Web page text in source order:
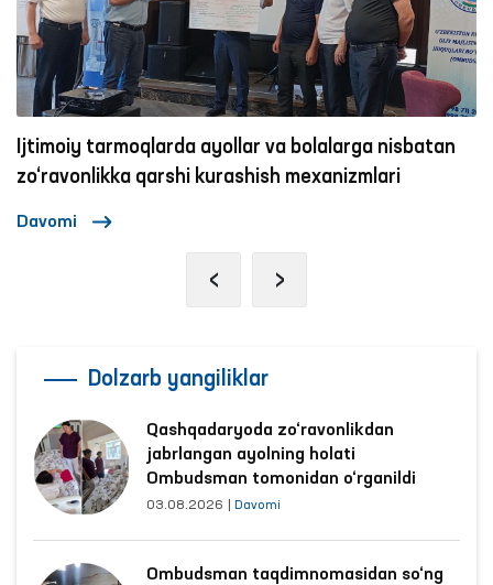
Ijtimoiy tarmoqlarda ayollar va bolalarga nisbatan
zo‘ravonlikka qarshi kurashish mexanizmlari
Davomi
‹ ›
Dolzarb yangiliklar
Qashqadaryoda zo‘ravonlikdan
jabrlangan ayolning holati
Ombudsman tomonidan o‘rganildi
03.08.2026 Davomi
Ombudsman taqdimnomasidan so‘ng